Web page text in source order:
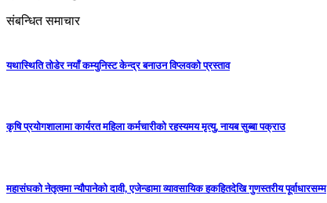
संबन्धित समाचार
यथास्थिति तोडेर नयाँ कम्युनिस्ट केन्द्र बनाउन विप्लवको प्रस्ताव
कृषि प्रयोगशालामा कार्यरत महिला कर्मचारीको रहस्यमय मृत्यु, नायब सुब्बा पक्राउ
महासंघको नेतृत्वमा न्यौपानेको दावी, एजेन्डामा व्यावसायिक हकहितदेखि गुणस्तरीय पूर्वाधारसम्म